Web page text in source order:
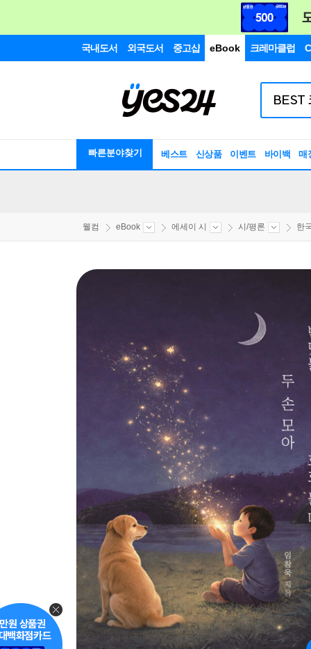
국내도서 외국도서 중고샵 eBook 크레마클럽
빠른분야찾기 베스트 신상품 이벤트 바이백 매
웰컴 eBook 에세이 시 시/평론 한